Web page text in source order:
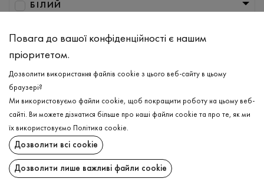
БІЛИЙ
XS/S
ОБЕРІТЬ РОЗМІР
Гольф в'язаний
ДОДАТИ ДО КОШИКА
ОПИС
Повага до вашої конфіденційності є нашим
пріоритетом.
Дозволити використання файлів cookie з цього веб-сайту в цьому
браузері?
Ми використовуємо файли cookie, щоб покращити роботу на цьому веб-
сайті. Ви можете дізнатися більше про наші файли cookie та про те, як ми
їх використовуємо
Політика cookie.
Дозволити всі cookie
Дозволити лише важливі файли cookie